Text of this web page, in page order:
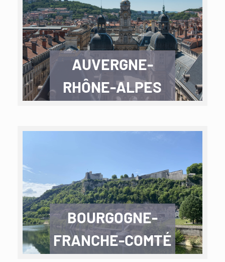
AUVERGNE-
RHÔNE-ALPES
BOURGOGNE-
FRANCHE-COMTÉ